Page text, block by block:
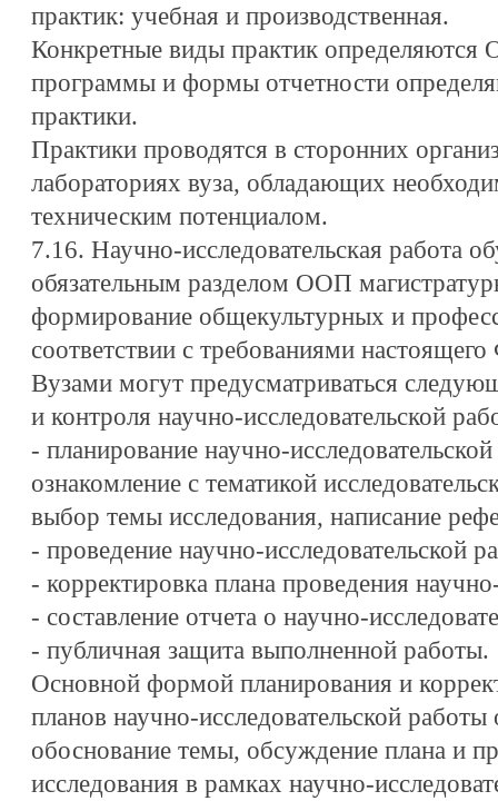
практик: учебная и производственная.
Конкретные виды практик
программы и формы отчетности
практики.
Практики проводятся в сторонних
лабораториях вуза, обладающих
техническим потенциалом.
7.16. Научно-исследовательская работа
обязательным разделом ООП
формирование общекультурных и
соответствии с требованиями
Вузами могут предусматриваться
и контроля научно-исследовательской
- планирование научно-
ознакомление с тематикой
выбор темы исследования, написание
- проведение научно-исследовательской
- корректировка плана проведения
- составление отчета о научно-
- публичная защита выполненной работы.
Основной формой планирования и
планов научно-исследовательской
обоснование темы, обсуждение плана и
исследования в рамках научно-